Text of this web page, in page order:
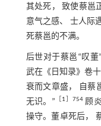
其处死， 致使蔡邕
意气之感、 士人际
死蔡邕的不满。
后世对于蔡邕“叹
武在《日知录》卷
衰而文章盛， 自蔡
无识。”
1 ］754顾
操守。董卓死后，